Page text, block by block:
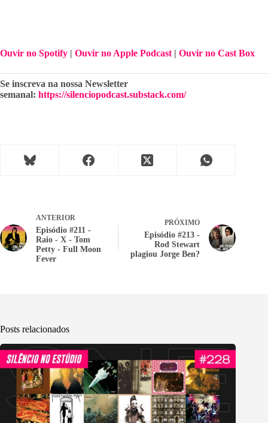
Ouvir no Spotify | Ouvir no Apple Podcast | Ouvir no Cast Box
Se inscreva na nossa Newsletter
semanal: https://silenciopodcast.substack.com/⁠⁠⁠
ANTERIOR
Episódio #211 -
Raio - X - Tom
Petty - Full Moon
Fever
PRÓXIMO
Episódio #213 -
Rod Stewart
plagiou Jorge Ben?
Posts relacionados